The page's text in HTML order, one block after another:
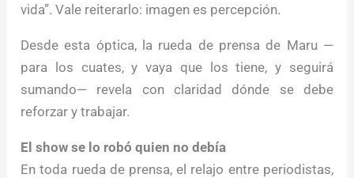
vida”. Vale reiterarlo: imagen es percepción.
Desde esta óptica, la rueda de prensa de Maru —
para los cuates, y vaya que los tiene, y seguirá
sumando— revela con claridad dónde se debe
reforzar y trabajar.
El show se lo robó quien no debía
En toda rueda de prensa, el relajo entre periodistas,